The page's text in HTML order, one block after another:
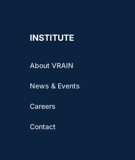
INSTITUTE
About VRAIN
News & Events
Careers
Contact